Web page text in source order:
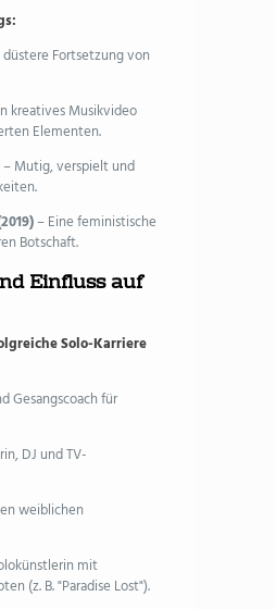
düstere Fortsetzung von
kreatives Musikvideo
Elementen.
– Mutig, verspielt und
– Eine feministische
Botschaft.
Einfluss auf
Solo-Karriere
Gesangscoach für
DJ und TV-
weiblichen
mit
(z. B. "Paradise Lost").